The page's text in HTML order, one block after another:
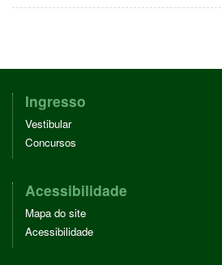
Ingresso
Vestibular
Concursos
Acessibilidade
Mapa do site
Acessibilidade